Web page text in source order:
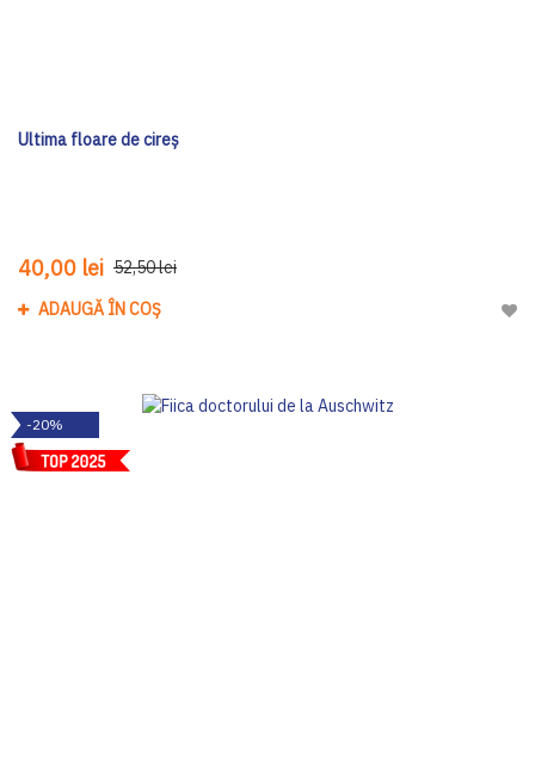
Ultima floare de cireș
40,00 lei 52,50 lei
ADAUGĂ ÎN COȘ
-20%